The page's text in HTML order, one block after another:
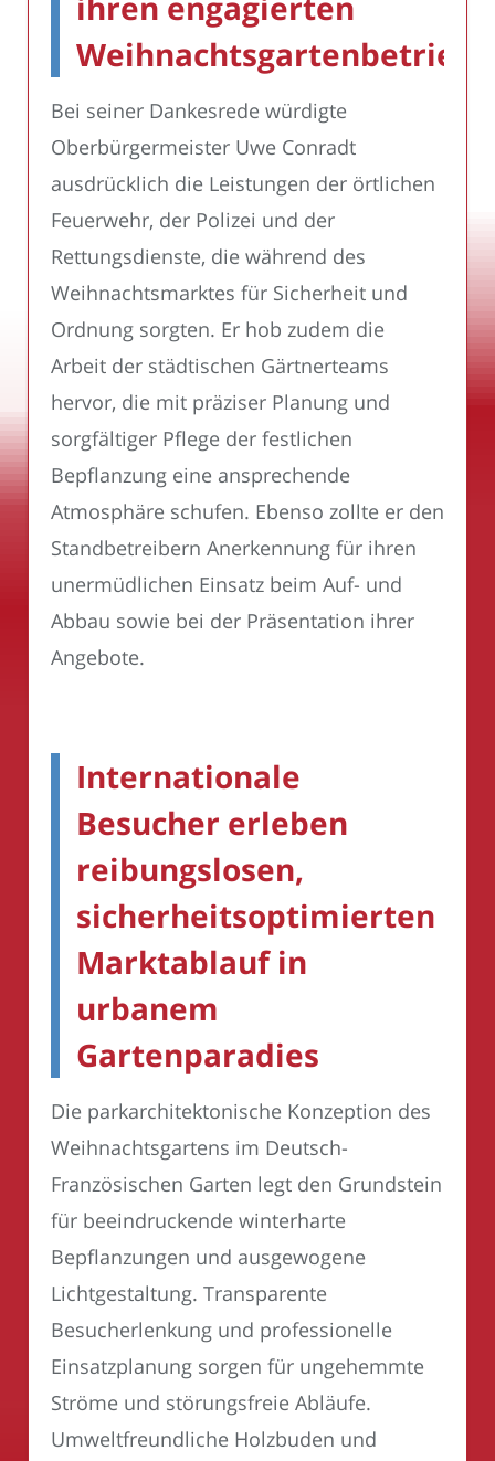
Weihnachtsgartenbetrieb
Bei seiner Dankesrede würdigte
Oberbürgermeister Uwe Conradt
ausdrücklich die Leistungen der örtlichen
Feuerwehr, der Polizei und der
Rettungsdienste, die während des
Weihnachtsmarktes für Sicherheit und
Ordnung sorgten. Er hob zudem die
Arbeit der städtischen Gärtnerteams
hervor, die mit präziser Planung und
sorgfältiger Pflege der festlichen
Bepflanzung eine ansprechende
Atmosphäre schufen. Ebenso zollte er den
Standbetreibern Anerkennung für ihren
unermüdlichen Einsatz beim Auf- und
Abbau sowie bei der Präsentation ihrer
Angebote.
Internationale
Besucher erleben
reibungslosen,
sicherheitsoptimierten
Marktablauf in
urbanem
Gartenparadies
Die parkarchitektonische Konzeption des
Weihnachtsgartens im Deutsch-
Französischen Garten legt den Grundstein
für beeindruckende winterharte
Bepflanzungen und ausgewogene
Lichtgestaltung. Transparente
Besucherlenkung und professionelle
Einsatzplanung sorgen für ungehemmte
Ströme und störungsfreie Abläufe.
Umweltfreundliche Holzbuden und